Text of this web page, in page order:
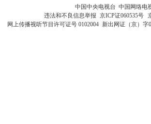
中国中央电视台 中国网络电
违法和不良信息举报 京ICP证060535号
网上传播视听节目许可证号 0102004 新出网证（京）